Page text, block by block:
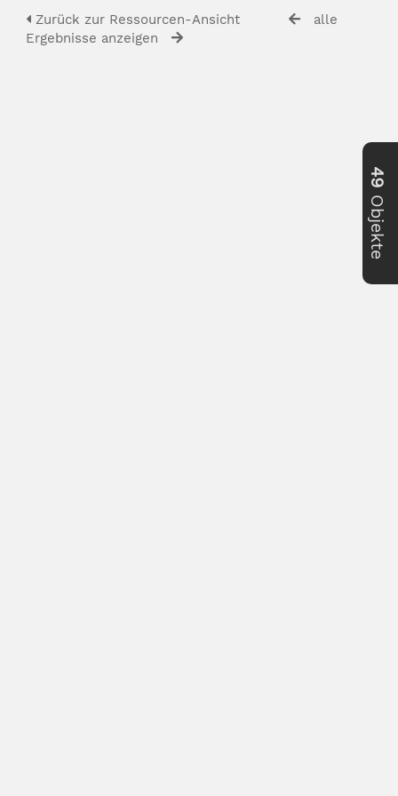
Zurück zur Ressourcen-Ansicht
alle
Ergebnisse anzeigen
49
Objekte